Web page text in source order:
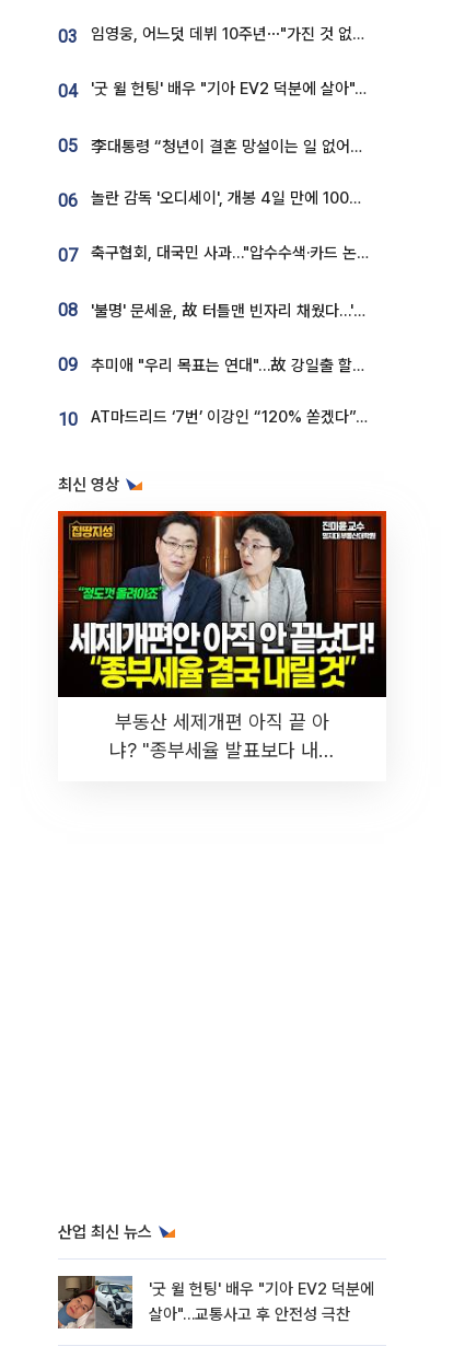
03 임영웅, 어느덧 데뷔 10주년⋯"가진 것 없던 시절, 내 앞엔 20명의 팬뿐"
04 '굿 윌 헌팅' 배우 "기아 EV2 덕분에 살아"…교통사고 후 안전성 극찬
05 李대통령 “청년이 결혼 망설이는 일 없어야...제도상 불이익 조사”
06 놀란 감독 '오디세이', 개봉 4일 만에 100만 돌파⋯'왕사남' 보다 빠르다
07 축구협회, 대국민 사과…"압수수색·카드 논란 사죄, 강도 높은 쇄신"
08 '불명' 문세윤, 故 터틀맨 빈자리 채웠다…'거북이' 눈물의 최종 우승
09 추미애 "우리 목표는 연대"…故 강일출 할머니 흉상 제막
10 AT마드리드 ‘7번’ 이강인 “120% 쏟겠다”⋯시메오네 감독 “필요한 선수”
최신 영상
부동산 세제개편 아직 끝 아
냐? "종부세율 발표보다 내릴
산업 최신 뉴스
'굿 윌 헌팅' 배우 "기아 EV2 덕분에
살아"…교통사고 후 안전성 극찬